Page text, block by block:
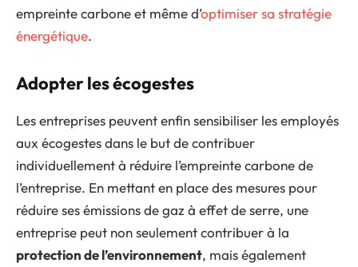
empreinte carbone et même d’optimiser sa stratégie
énergétique.
Adopter les écogestes
Les entreprises peuvent enfin sensibiliser les employés
aux écogestes dans le but de contribuer
individuellement à réduire l’empreinte carbone de
l’entreprise. En mettant en place des mesures pour
réduire ses émissions de gaz à effet de serre, une
entreprise peut non seulement contribuer à la
protection de l’environnement, mais également